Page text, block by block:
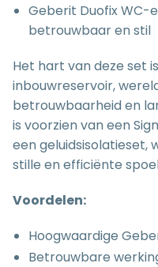
Geberit Duofix WC-
betrouwbaar en stil
Het hart van deze set
inbouwreservoir,
betrouwbaarheid en
is voorzien van een
een geluidsisolatieset,
stille en efficiënte
Voordelen:
Hoogwaardige
Betrouwbare